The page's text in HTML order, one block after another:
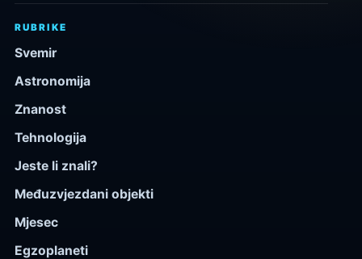
RUBRIKE
Svemir
Astronomija
Znanost
Tehnologija
Jeste li znali?
Međuzvjezdani objekti
Mjesec
Egzoplaneti